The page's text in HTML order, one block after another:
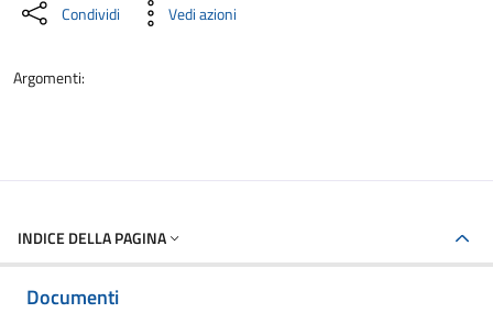
Condividi Vedi azioni
Argomenti:
INDICE DELLA PAGINA
Documenti